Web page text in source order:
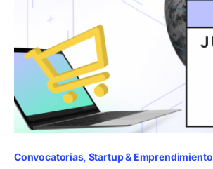
Convocatorias Startup & Emprendimiento